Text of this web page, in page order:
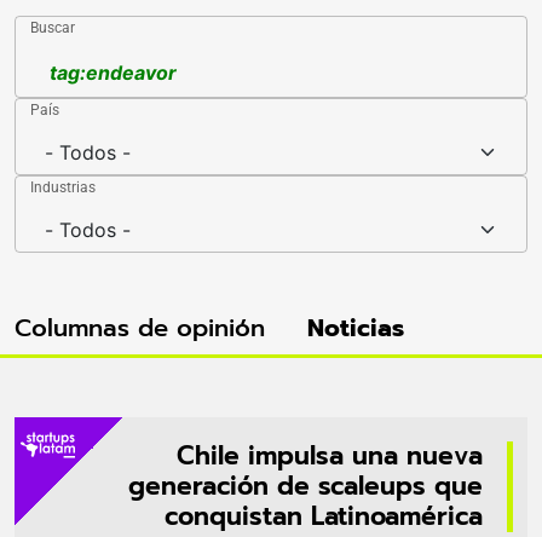
Buscar
País
Industrias
Columnas de opinión Noticias
Chile impulsa una nueva
generación de scaleups que
conquistan Latinoamérica